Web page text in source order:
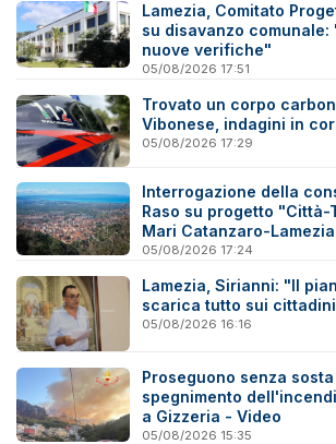
Lamezia, Comitato
su disavanzo
nuove verifiche"
05/08/2026 17:51
Trovato un corpo
Vibonese, indagini in
05/08/2026 17:29
Interrogazione della
Raso su progetto "Città-
Mari Catanzaro-
05/08/2026 17:24
Lamezia, Sirianni: "Il
scarica tutto sui
05/08/2026 16:16
Proseguono senza
spegnimento
a Gizzeria - Video
05/08/2026 15:35